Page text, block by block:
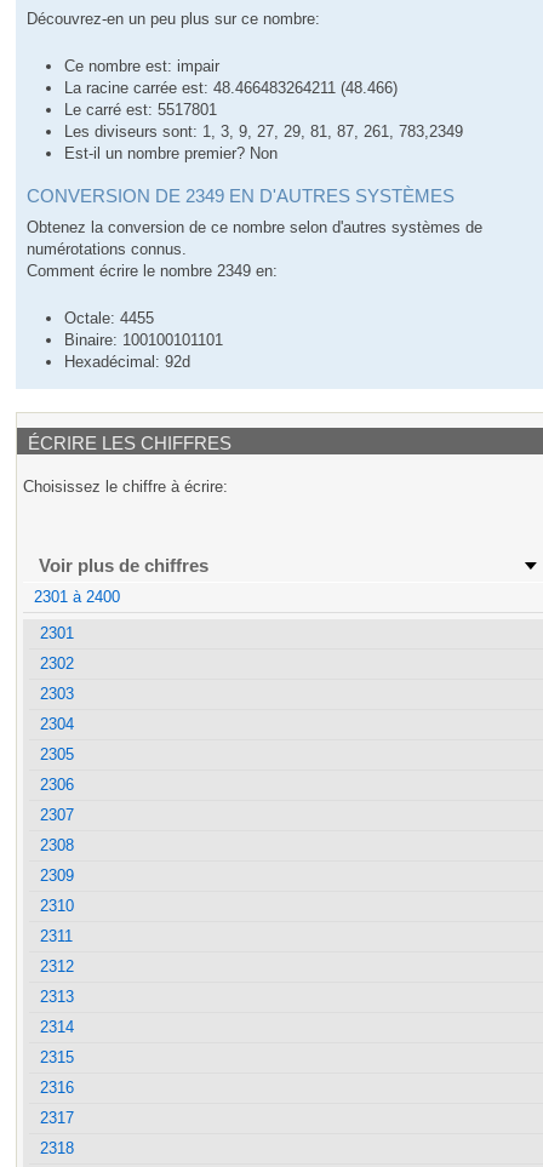
Découvrez-en un peu plus sur ce nombre:
Ce nombre est: impair
La racine carrée est: 48.466483264211 (48.466)
Le carré est: 5517801
Les diviseurs sont: 1, 3, 9, 27, 29, 81, 87, 261, 783,2349
Est-il un nombre premier? Non
CONVERSION DE 2349 EN D'AUTRES SYSTÈMES
Obtenez la conversion de ce nombre selon d'autres systèmes de
numérotations connus.
Comment écrire le nombre 2349 en:
Octale: 4455
Binaire: 100100101101
Hexadécimal: 92d
ÉCRIRE LES CHIFFRES
Choisissez le chiffre à écrire:
Voir plus de chiffres
2301 à 2400
2301
2302
2303
2304
2305
2306
2307
2308
2309
2310
2311
2312
2313
2314
2315
2316
2317
2318